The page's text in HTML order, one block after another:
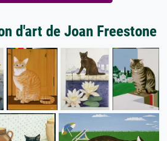
d'art de Joan Freestone